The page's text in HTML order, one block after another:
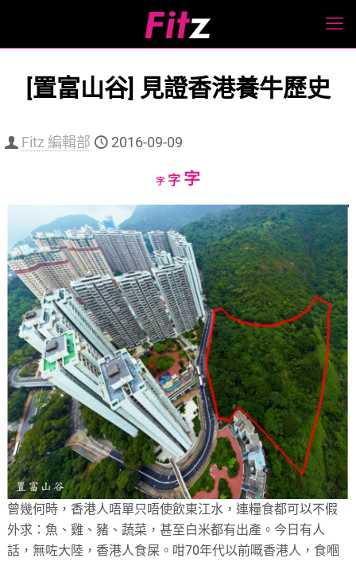
[置富山谷] 見證香港養牛歷史
Fitz 編輯部 2016-09-09
字Decrease
字Reset
size.
字Increase
size.
曾幾何時，香港人唔單只唔使飲東江水，連糧食都可以不假
外求：魚、雞、豬、蔬菜，甚至白米都有出產。今日有人
話，無咗大陸，香港人食屎。咁70年代以前嘅香港人，食嗰